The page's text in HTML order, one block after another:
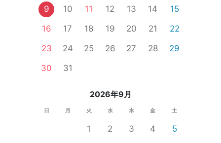
9
10 11 12 13 14
15
16
17 18 19 20 21
22
23
24 25 26 27 28
29
30
31
2026年9月
日 月 火 水 木 金 土
1 2 3 4
5